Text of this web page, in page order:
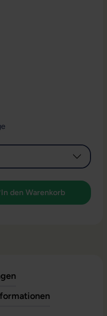
gewünschten
In den Warenkorb